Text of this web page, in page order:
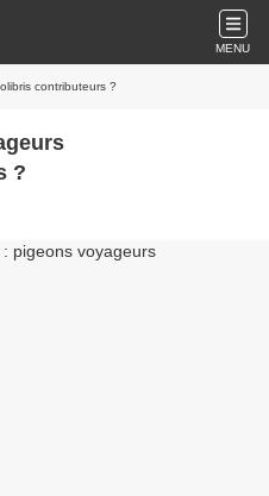
MENU
contributeurs ?
?